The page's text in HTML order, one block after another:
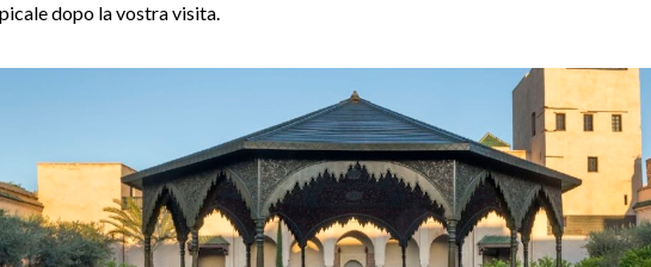
dopo la vostra visita.